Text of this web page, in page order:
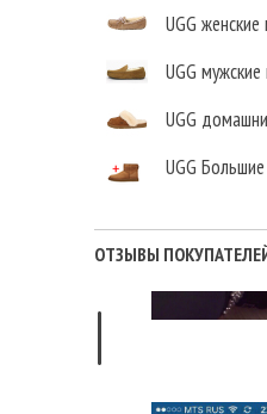
UGG
UGG
UGG
UGG
ОТЗЫВЫ